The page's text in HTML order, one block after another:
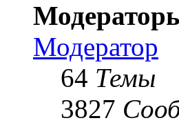
Модератор
64 Темы
3827